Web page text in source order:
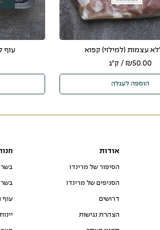
עצמות (למילוי) קפוא
₪50.00 / ק"ג
הוספה לעגלה
עוף
אודות
הסיפור של מרינדו
הסניפים של מרינדו
דרושים
הצהרת נגישות
בשר
עוף